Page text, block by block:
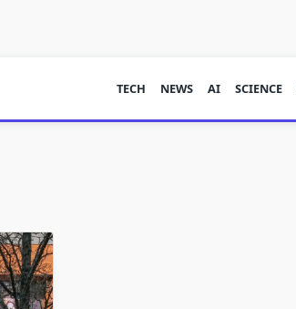
TECH NEWS AI SCIENCE